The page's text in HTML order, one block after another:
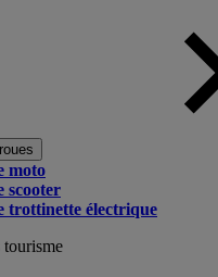
moto
scooter
trottinette électrique
tourisme